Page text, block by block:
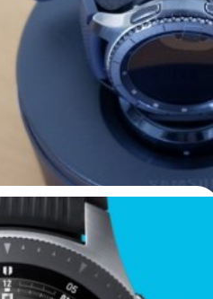
Watch 3 ในอีกไม่กี่สัปดาห์
กมาก่อนจาก กสทช. ของเรา
ซต์ทางการของ Samsung เอง
เว็บองค์กร NRRA ของเกาหลี
จากข้อมูลที่หลุดออกมาก่อนหน้า
ยกัน 2 ขนาด 45 มม. และ 41 มม.
ม่นั้น จะแสดงให้เห็นว่า Galaxy
รื่องเป็นสเตนเลส มีการรองรับ
5ATM หรือความลึกที่ 50 เมตร
นอีกว่า รุ่นนี้จะมีเซนเซอร์วัด
ดันเลือด และเซนเซอร์ ECG ด้วย
ว่าจะมาพร้อมกับ RAM 1GB…
ago
Galaxy Watch 3” รุ่น
ดตัวพร้อมกับ Galaxy